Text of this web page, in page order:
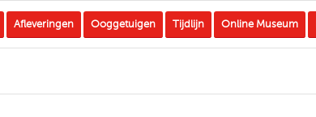
Afleveringen Ooggetuigen Tijdlijn Online Museum